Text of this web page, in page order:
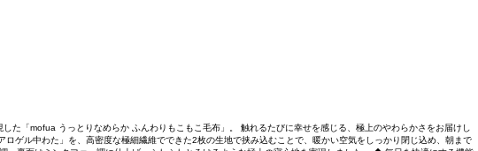
「mofua うっとりなめらか ふんわりもこもこ毛布」。 触れるたびに幸せを感じる、極上のやわらかさをお届けし
ゲル中わた」を、高密度な極細繊維でできた2枚の生地で挟み込むことで、暖かい空気をしっかり閉じ込め、朝まで